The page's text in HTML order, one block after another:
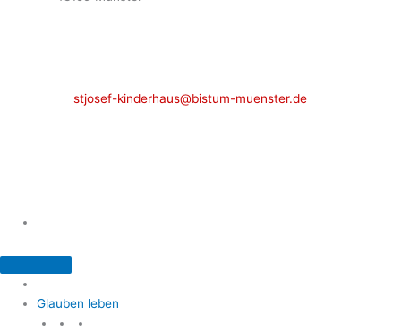
stjosef-kinderhaus@bistum-muenster.de
Glauben leben